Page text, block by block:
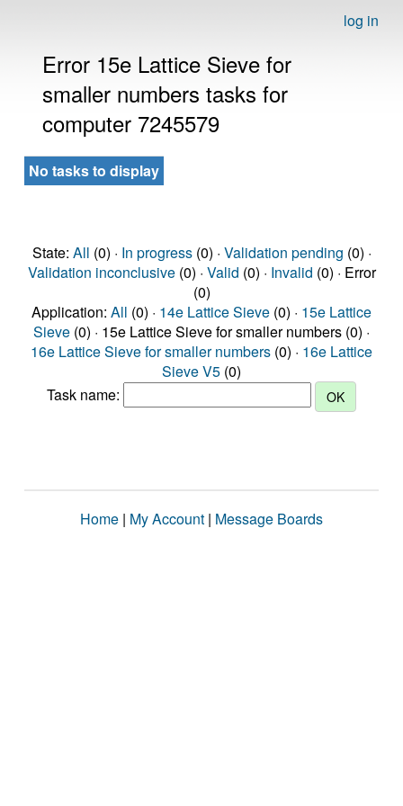
log in
Error 15e Lattice Sieve for
smaller numbers tasks for
computer 7245579
No tasks to display
State: All (0) · In progress(0) · Validation pending (0) ·
Validation inconclusive(0) · Valid (0) · Invalid (0) · Error
(0)
Application: All (0) · 14e Lattice Sieve (0) · 15e Lattice
Sieve (0) · 15e Lattice Sieve for smaller numbers (0) ·
16e Lattice Sieve for smaller numbers (0) · 16e Lattice
Sieve V5 (0)
Task name:
Home | My Account | Message Boards